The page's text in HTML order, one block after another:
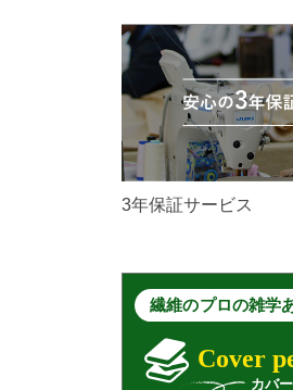
3年保証サービス